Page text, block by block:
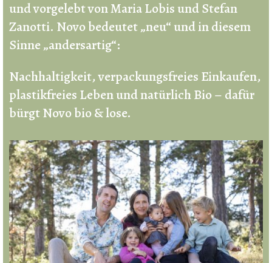
und vorgelebt von Maria Lobis und Stefan
Zanotti. Novo bedeutet „neu“ und in diesem
Sinne „andersartig“:
Nachhaltigkeit, verpackungsfreies Einkaufen,
plastikfreies Leben und natürlich Bio – dafür
bürgt Novo bio & lose.